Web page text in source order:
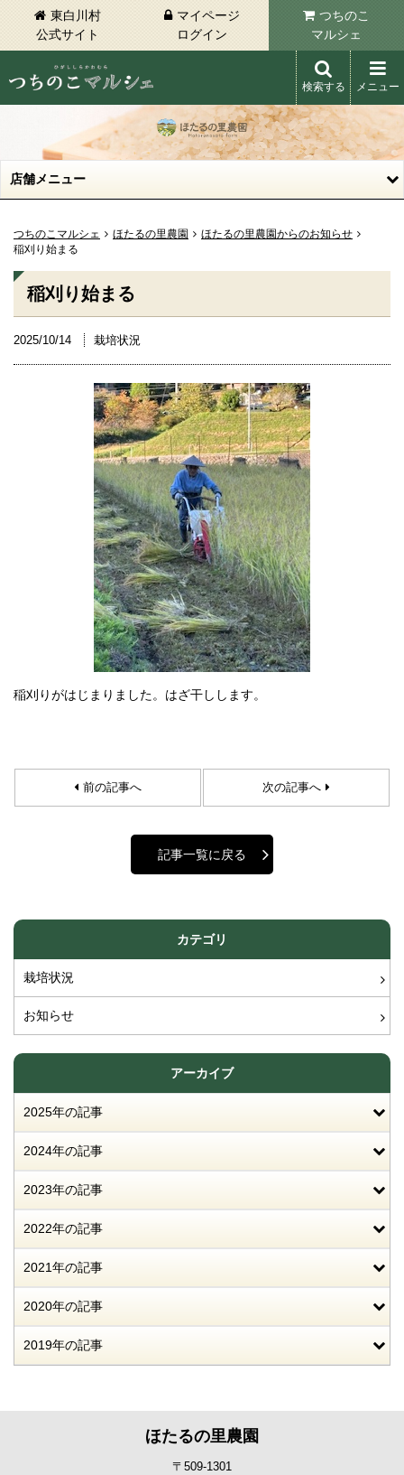
東白川村
公式サイト
マイページ
ログイン
つちのこ
マルシェ
東白川村 つちのこマルシェ
検索する メニュー
店舗メニュー
つちのこマルシェ ほたるの里農園
ほたるの里農園からのお知らせ
稲刈り始まる
稲刈り始まる
2025/10/14 栽培状況
稲刈りがはじまりました。はざ干しします。
前の記事へ 次の記事へ
記事一覧に戻る
カテゴリ
栽培状況
お知らせ
アーカイブ
2025年の記事
2024年の記事
2023年の記事
2022年の記事
2021年の記事
2020年の記事
2019年の記事
ほたるの里農園
〒509-1301